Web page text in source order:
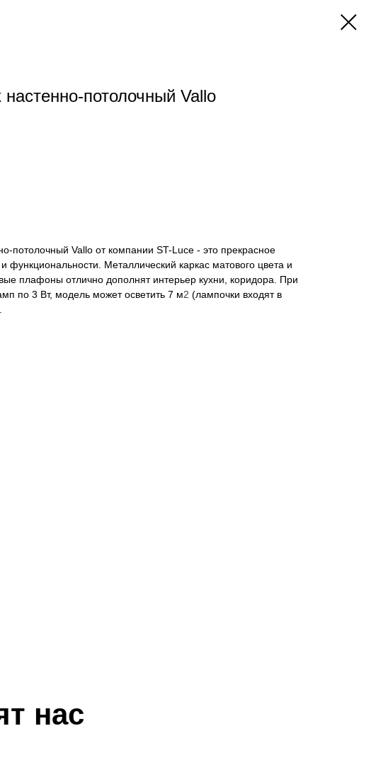
настенно-потолочный Vallo
потолочный Vallo от компании ST-Luce - это прекрасное
функциональности. Металлический каркас матового цвета и
плафоны отлично дополнят интерьер кухни, коридора. При
по 3 Вт, модель может осветить 7 м2 (лампочки входят в
нас